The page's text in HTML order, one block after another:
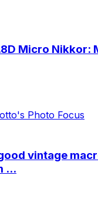
Micro Nikkor:
Photo Focus
vintage
...